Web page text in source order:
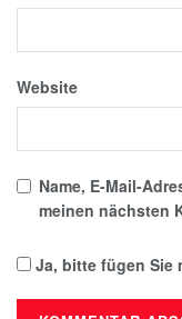
Website
Name, E-Mail-
meinen nächsten
Ja, bitte fügen Sie